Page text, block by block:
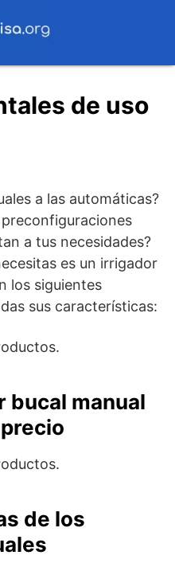
de uso
a las automáticas?
a tus necesidades?
es un irrigador
los siguientes
sus características:
bucal manual
de los